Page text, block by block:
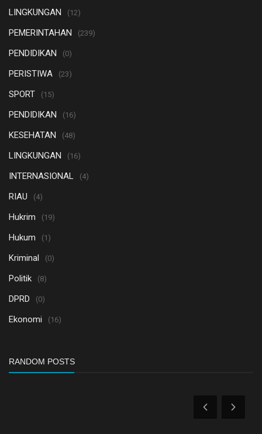
LINGKUNGAN (12)
PEMERINTAHAN (239)
PENDIDIKAN (0)
PERISTIWA (23)
SPORT (15)
PENDIDIKAN (16)
KESEHATAN (48)
LINGKUNGAN (16)
INTERNASIONAL (4)
RIAU (4)
Hukrim (19)
Hukum (1)
Kriminal (0)
Politik (8)
DPRD (0)
Ekonomi (16)
RANDOM POSTS